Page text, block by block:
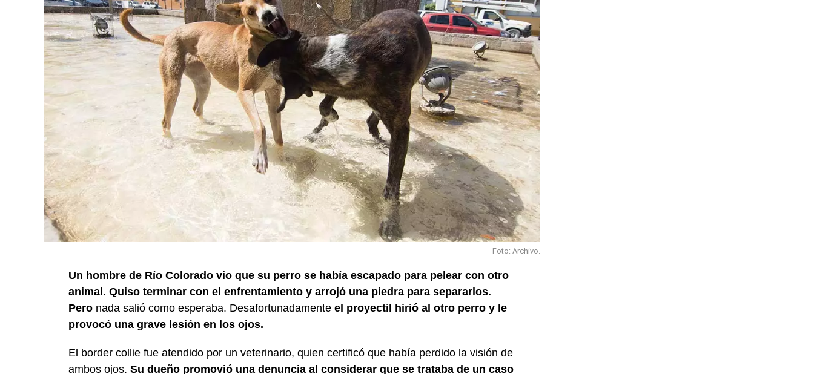
Foto: Archivo.
Un hombre de Río Colorado vio que su perro se había escapado para pelear con otro
animal. Quiso terminar con el enfrentamiento y arrojó una piedra para separarlos.
Pero nada salió como esperaba. Desafortunadamente el proyectil hirió al otro perro y le
provocó una grave lesión en los ojos.
El border collie fue atendido por un veterinario, quien certificó que había perdido la visión de
ambos ojos. Su dueño promovió una denuncia al considerar que se trataba de un caso